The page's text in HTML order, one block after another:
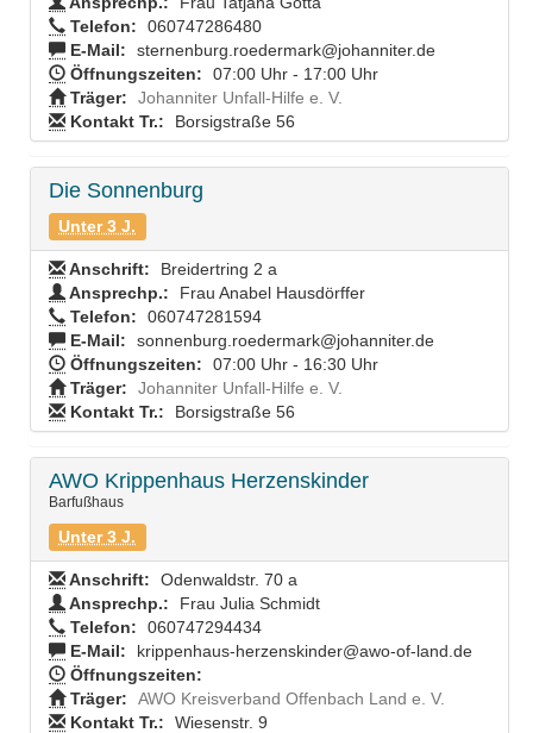
Telefon:
060747286480
E-Mail:
sternenburg.roedermark@johanniter.de
Öffnungszeiten:
07:00 Uhr - 17:00 Uhr
Träger:
Johanniter Unfall-Hilfe e. V.
Kontakt Tr.:
Borsigstraße 56
Die Sonnenburg
Unter 3 J.
Anschrift:
Breidertring 2 a
Ansprechp.:
Frau Anabel Hausdörffer
Telefon:
060747281594
E-Mail:
sonnenburg.roedermark@johanniter.de
Öffnungszeiten:
07:00 Uhr - 16:30 Uhr
Träger:
Johanniter Unfall-Hilfe e. V.
Kontakt Tr.:
Borsigstraße 56
AWO Krippenhaus Herzenskinder
Barfußhaus
Unter 3 J.
Anschrift:
Odenwaldstr. 70 a
Ansprechp.:
Frau Julia Schmidt
Telefon:
060747294434
E-Mail:
krippenhaus-herzenskinder@awo-of-land.de
Öffnungszeiten:
Träger:
AWO Kreisverband Offenbach Land e. V.
Kontakt Tr.:
Wiesenstr. 9